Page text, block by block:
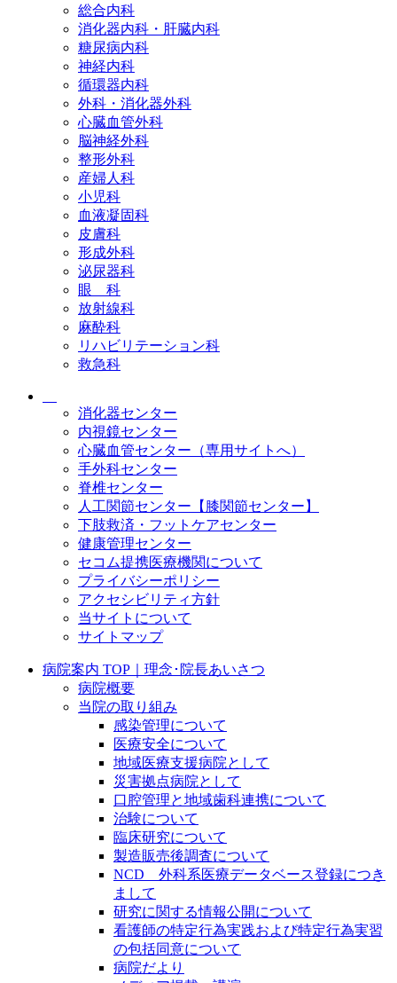
総合内科
消化器内科・肝臓内科
糖尿病内科
神経内科
循環器内科
外科・消化器外科
心臓血管外科
脳神経外科
整形外科
産婦人科
小児科
血液凝固科
皮膚科
形成外科
泌尿器科
眼 科
放射線科
麻酔科
リハビリテーション科
救急科
消化器センター
内視鏡センター
心臓血管センター（専用サイトへ）
手外科センター
脊椎センター
人工関節センター【膝関節センター】
下肢救済・フットケアセンター
健康管理センター
セコム提携医療機関について
プライバシーポリシー
アクセシビリティ方針
当サイトについて
サイトマップ
病院案内 TOP｜理念･院長あいさつ
病院概要
当院の取り組み
感染管理について
医療安全について
地域医療支援病院として
災害拠点病院として
口腔管理と地域歯科連携について
治験について
臨床研究について
製造販売後調査について
NCD 外科系医療データベース登録につき
まして
研究に関する情報公開について
看護師の特定行為実践および特定行為実習
の包括同意について
病院だより